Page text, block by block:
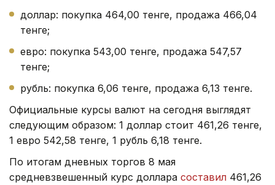
доллар: покупка 464,00 тенге, продажа 466,04
тенге;
евро: покупка 543,00 тенге, продажа 547,57
тенге;
рубль: покупка 6,06 тенге, продажа 6,13 тенге.
Официальные курсы валют на сегодня выглядят
следующим образом: 1 доллар стоит 461,26 тенге,
1 евро 542,58 тенге, 1 рубль 6,18 тенге.
По итогам дневных торгов 8 мая
средневзвешенный курс доллара составил 461,26